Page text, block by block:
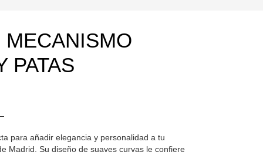
PATAS
para añadir elegancia y personalidad a tu
Madrid. Su diseño de suaves curvas le confiere